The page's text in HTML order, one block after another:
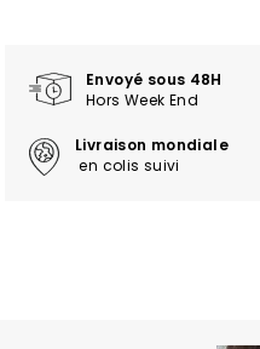
Envoyé sous 48H
Hors Week End
Livraison mondiale
en colis suivi